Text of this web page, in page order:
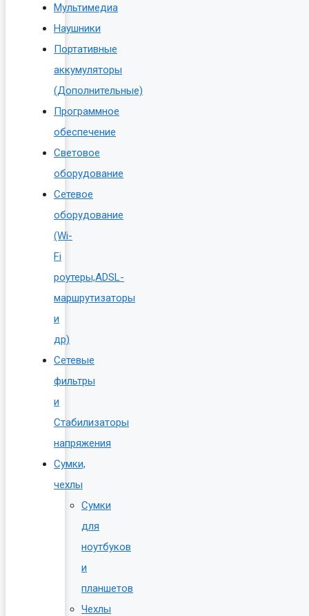
Мультимедиа
Наушники
Портативные
аккумуляторы
(Дополнительные)
Программное
обеспечение
Световое
оборудование
Сетевое
оборудование
(Wi-
Fi
роутеры,ADSL-
маршрутизаторы
и
др)
Сетевые
фильтры
и
Стабилизаторы
напряжения
Сумки,
чехлы
Сумки
для
ноутбуков
и
планшетов
Чехлы